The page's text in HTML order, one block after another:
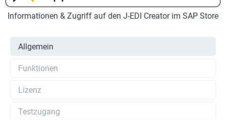
Informationen & Zugriff auf den J-EDI Creator im SAP Store
Allgemein
Funktionen
Lizenz
Testzugang